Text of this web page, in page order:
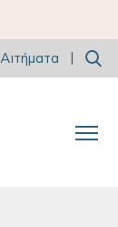
Αιτήματα